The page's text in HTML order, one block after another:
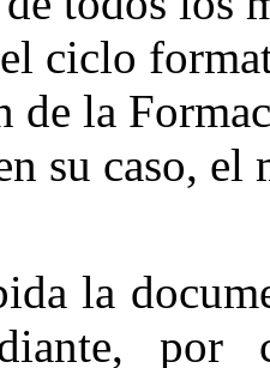
ciclo
de la
su caso, el
la
por